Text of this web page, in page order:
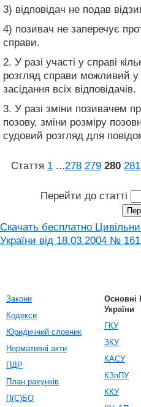
3) відповідач не подав
4) позивач не заперечує
справи.
2. У разі участі у справі
розгляд справи можливий
засідання всіх відповідачів.
3. У разі зміни позивачем
позову, зміни розміру
судовий розгляд для
Стаття 1 ...278 279 280 281
Перейти до статті
Скачать бесплатно
України від 18.03.2004 №
Закони
Кодекси
Юридичний словник
Нормативні акти
ПДР
План рахунків
П(С)БО
Основні
України
ГКУ
ЗКУ
КАСУ
КЗпПУ
ККУ